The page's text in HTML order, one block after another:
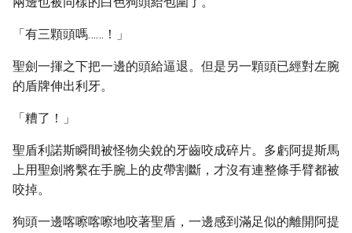
「有三顆頭嗎……！」
聖劍一揮之下把一邊的頭給逼退。但是另一顆頭已經對左腕
的盾牌伸出利牙。
「糟了！」
聖盾利諾斯瞬間被怪物尖銳的牙齒咬成碎片。多虧阿提斯馬
上用聖劍將繫在手腕上的皮帶割斷，才沒有連整條手臂都被
咬掉。
狗頭一邊喀嚓喀嚓地咬著聖盾，一邊感到滿足似的離開阿提